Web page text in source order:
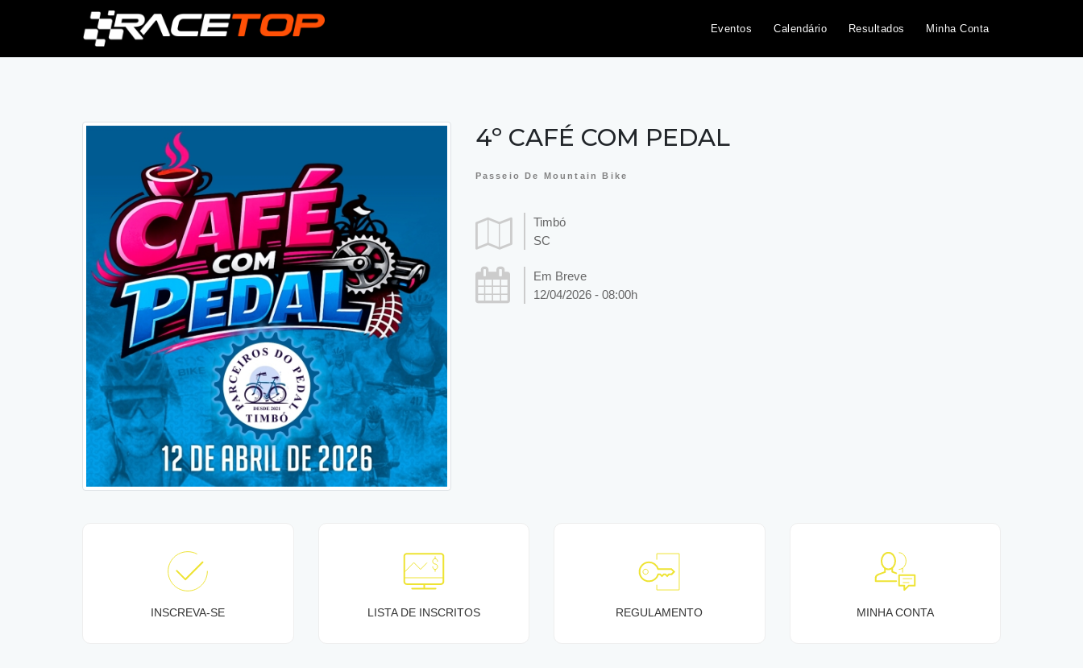
Eventos Calendário Resultados Minha Conta
4º CAFÉ COM PEDAL
Passeio De Mountain Bike
Timbó
SC
Em Breve
12/04/2026 - 08:00h
INSCREVA-SE LISTA DE INSCRITOS REGULAMENTO MINHA CONTA